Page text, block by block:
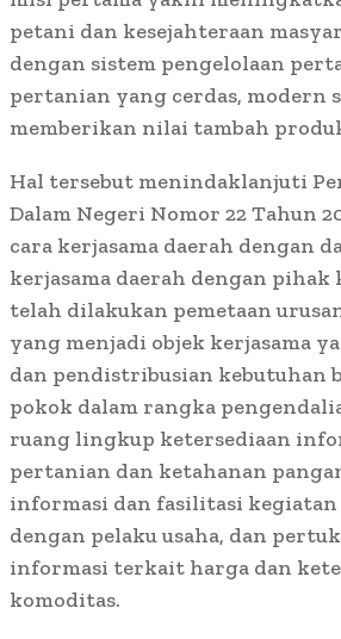
petani dan kesejahteraan
dengan sistem pengelolaan
pertanian yang cerdas, modern
memberikan nilai tambah
Hal tersebut menindaklanjuti
Dalam Negeri Nomor 22 Tahun
cara kerjasama daerah dengan
kerjasama daerah dengan pihak
telah dilakukan pemetaan
yang menjadi objek kerjasama
dan pendistribusian kebutuhan
pokok dalam rangka
ruang lingkup ketersediaan
pertanian dan ketahanan
informasi dan fasilitasi kegiatan
dengan pelaku usaha, dan
informasi terkait harga dan
komoditas.